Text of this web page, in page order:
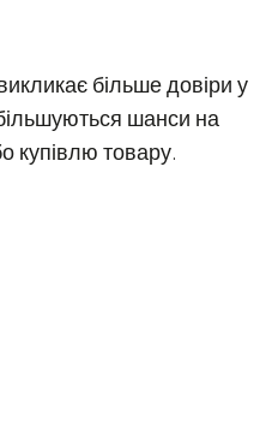
більше довіри у
шанси на
купівлю товару.